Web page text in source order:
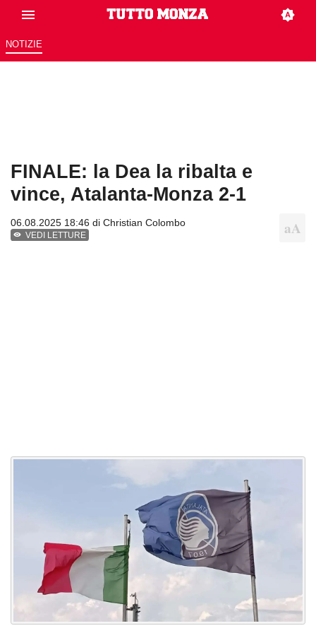
NOTIZIE
FINALE: la Dea la ribalta e
vince, Atalanta-Monza 2-1
06.08.2025 18:46 di Christian Colombo
VEDI LETTURE